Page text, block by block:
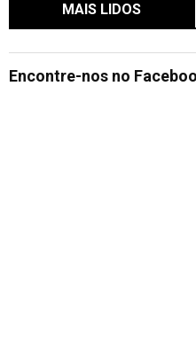
MAIS LIDOS
Encontre-nos no